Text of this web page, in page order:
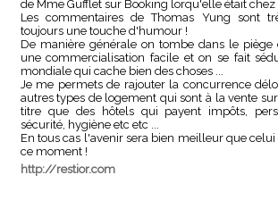
de Mme Gufflet sur Booking lorqu'elle était chez
Les commentaires de Thomas Yung sont
toujours une touche d'humour !
De manière générale on tombe dans le piège
une commercialisation facile et on se fait
mondiale qui cache bien des choses ...
Je me permets de rajouter la concurrence
autres types de logement qui sont à la vente
titre que des hôtels qui payent impôts,
sécurité, hygiène etc etc ...
En tous cas l'avenir sera bien meilleur que
ce moment !
http://restior.com